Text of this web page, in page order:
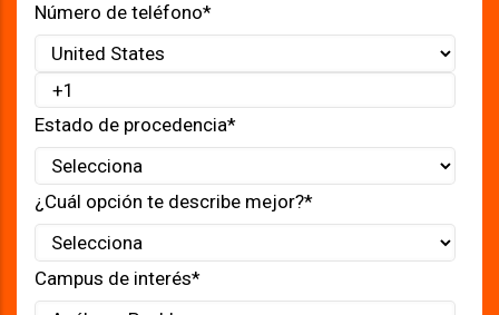
Número de teléfono*
Estado de procedencia*
¿Cuál opción te describe mejor?*
Campus de interés*